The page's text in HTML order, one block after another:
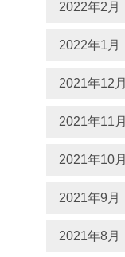
2022年2月
2022年1月
2021年12月
2021年11月
2021年10月
2021年9月
2021年8月